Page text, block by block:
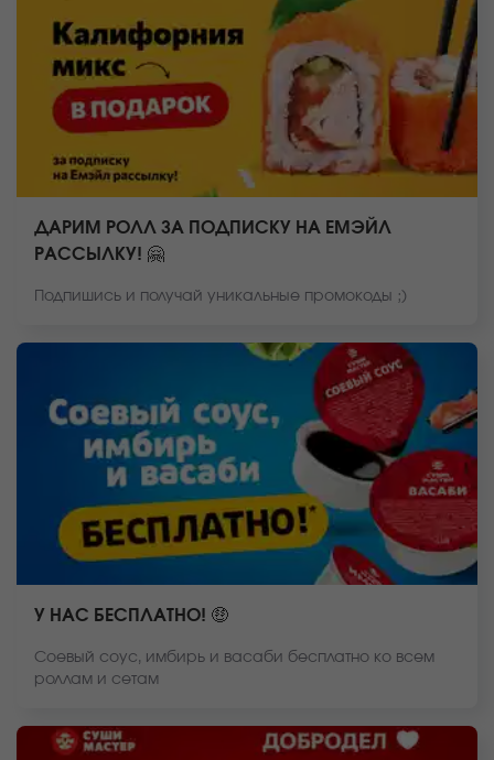
ДАРИМ РОЛЛ ЗА ПОДПИСКУ НА ЕМЭЙЛ
РАССЫЛКУ! 🤗
Подпишись и получай уникальные промокоды ;)
У НАС БЕСПЛАТНО! 🤑
Соевый соус, имбирь и васаби бесплатно ко всем
роллам и сетам